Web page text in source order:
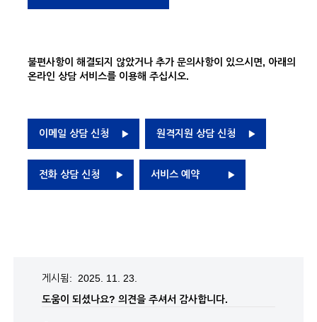
불편사항이 해결되지 않았거나 추가 문의사항이 있으시면, 아래의
온라인 상담 서비스를 이용해 주십시오.
이메일 상담 신청 원격지원 상담 신청
전화 상담 신청 서비스 예약
게시됨: 2025. 11. 23.
도움이 되셨나요? 의견을 주셔서 감사합니다.